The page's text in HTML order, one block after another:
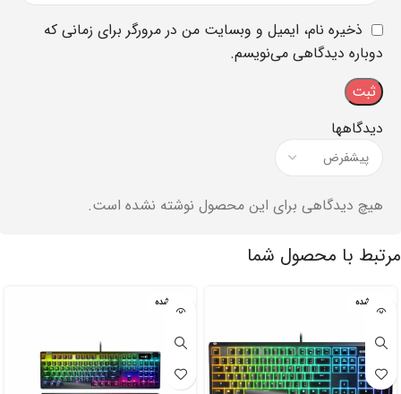
دیدگاهها
هیچ دیدگاهی برای این محصول نوشته نشده است.
ذخیره نام، ایمیل و وبسایت من در مرورگر برای زمانی که
دوباره دیدگاهی می‌نویسم.
مرتبط با محصول شما
تمام شده تمام شده